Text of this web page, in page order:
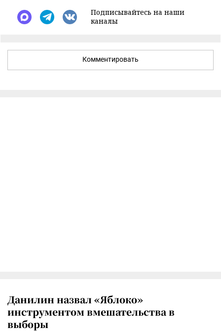
Подписывайтесь на наши
каналы
Комментировать
Данилин назвал «Яблоко»
инструментом вмешательства в
выборы